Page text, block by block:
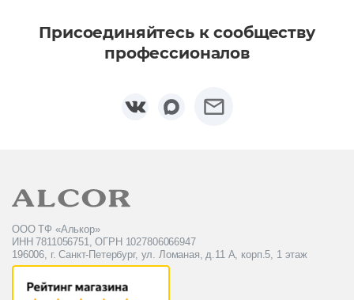
Присоединяйтесь к сообществу
профессионалов
ООО ТФ «Алькор»
ИНН 7811056751, ОГРН 1027806066947
196006, г. Санкт-Петербург, ул. Ломаная, д.11 А, корп.5, 1 этаж